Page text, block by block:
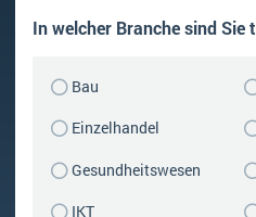
ERP-Software nach
Funktionalitäten
ERP für jede Branche
ERP-Software nach Branchen
Ämter
ERP Wissenszentrum
Vorgestellt
Was ist ERP?
ERP-Experten
In welcher Branche sind Sie
Bau
Einzelhandel
Gesundheitswesen
IKT